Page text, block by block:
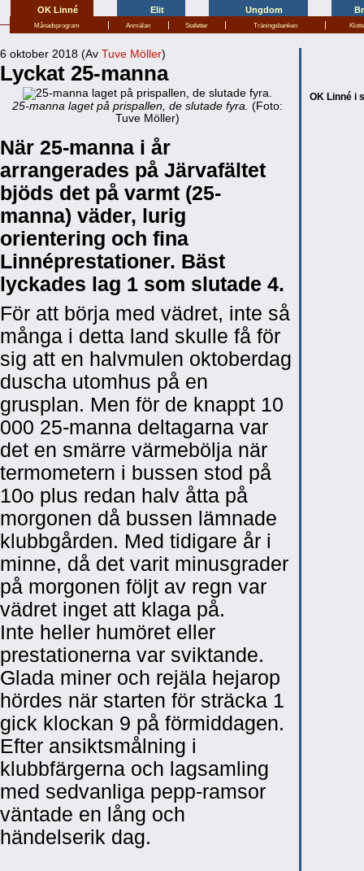
OK Linné Elit Ungdom
Månadsprogram | Anmälan | Stafetter | Träningsbanken |
6 oktober 2018 (Av Tuve Möller)
Lyckat 25-manna
25-manna laget på prispallen, de slutade fyra. (Foto:
Tuve Möller)
När 25-manna i år
arrangerades på Järvafältet
bjöds det på varmt (25-
manna) väder, lurig
orientering och fina
Linnéprestationer. Bäst
lyckades lag 1 som slutade 4.
För att börja med vädret, inte så
många i detta land skulle få för
sig att en halvmulen oktoberdag
duscha utomhus på en
grusplan. Men för de knappt 10
000 25-manna deltagarna var
det en smärre värmebölja när
termometern i bussen stod på
10o plus redan halv åtta på
morgonen då bussen lämnade
klubbgården. Med tidigare år i
minne, då det varit minusgrader
på morgonen följt av regn var
vädret inget att klaga på.
Inte heller humöret eller
prestationerna var sviktande.
Glada miner och rejäla hejarop
hördes när starten för sträcka 1
gick klockan 9 på förmiddagen.
Efter ansiktsmålning i
klubbfärgerna och lagsamling
med sedvanliga pepp-ramsor
väntade en lång och
händelserik dag.
OK Linné i